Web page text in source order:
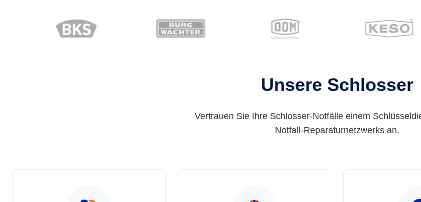
Unsere Schlosser
Vertrauen Sie Ihre Schlosser-Notfälle einem
Notfall-Reparaturnetzwerks an.